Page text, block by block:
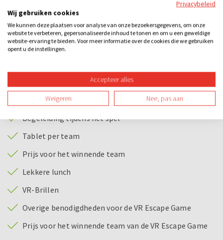
Dit spannende en uitdagende spel speelt zich af in de
virtuele wereld en in de ruimte om jullie heen, een
combinatie tussen een Escape room en een VR game. Per
rest van de deelnemers in real life helpt bij het kraken van
Bij dit uitje inbegrepen
Begeleiding tijdens het spel
Tablet per team
Prijs voor het winnende team
Lekkere lunch
VR-Brillen
Overige benodigdheden voor de VR Escape Game
Prijs voor het winnende team van de VR Escape Game
Privacybeleid
Wij gebruiken cookies
We kunnen deze plaatsen voor analyse van onze bezoekersgegevens, om onze
website te verbeteren, gepersonaliseerde inhoud te tonen en om u een geweldige
website-ervaring te bieden. Voor meer informatie over de cookies die we gebruiken
opent u de instellingen.
Accepteer alles
Weigeren Nee, pas aan